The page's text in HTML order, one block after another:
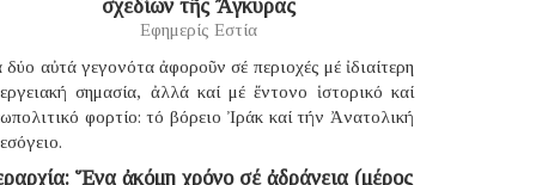
σχεδίων τῆς Ἄγκυρας
Εφημερίς Εστία
δύο αὐτά γεγονότα ἀφοροῦν σέ περιοχές μέ ἰδιαίτερη
σημασία, ἀλλά καί μέ ἔντονο ἱστορικό καί
φορτίο: τό βόρειο Ἰράκ καί τήν Ἀνατολική
Ἕνα ἀκόμη χρόνο σέ ἀδράνεια (μέρος